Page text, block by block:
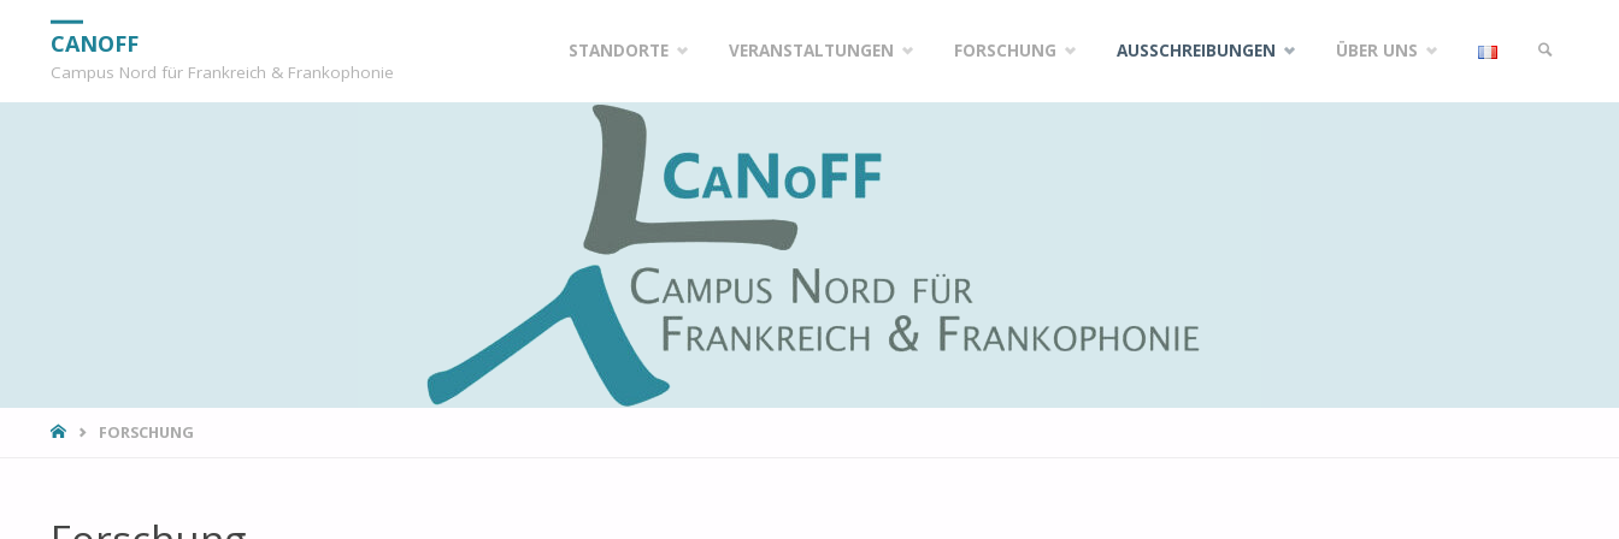
CANOFF
Campus Nord für Frankreich & Frankophonie
springen
STANDORTE VERANSTALTUNGEN FORSCHUNG AUSSCHREIBUNGEN ÜBER UNS
STARTFORSCHUNG